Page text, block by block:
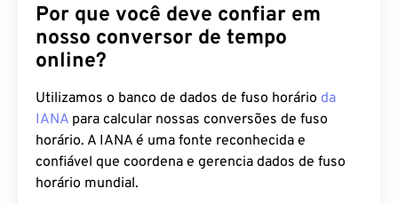
Por que você deve confiar em
nosso conversor de tempo
online?
Utilizamos o banco de dados de fuso horário da
IANA para calcular nossas conversões de fuso
horário. A IANA é uma fonte reconhecida e
confiável que coordena e gerencia dados de fuso
horário mundial.